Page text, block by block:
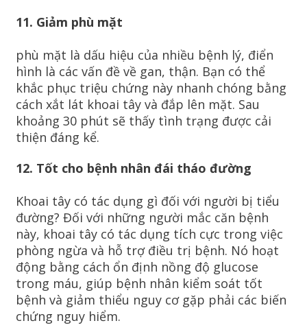
11. Giảm phù mặt
phù mặt là dấu hiệu của nhiều bệnh lý, điển
hình là các vấn đề về gan, thận. Bạn có thể
khắc phục triệu chứng này nhanh chóng bằng
cách xắt lát khoai tây và đắp lên mặt. Sau
khoảng 30 phút sẽ thấy tình trạng được cải
thiện đáng kể.
12. Tốt cho bệnh nhân đái tháo đường
Khoai tây có tác dụng gì đối với người bị tiểu
đường? Đối với những người mắc căn bệnh
này, khoai tây có tác dụng tích cực trong việc
phòng ngừa và hỗ trợ điều trị bệnh. Nó hoạt
động bằng cách ổn định nồng độ glucose
trong máu, giúp bệnh nhân kiểm soát tốt
bệnh và giảm thiểu nguy cơ gặp phải các biến
chứng nguy hiểm.